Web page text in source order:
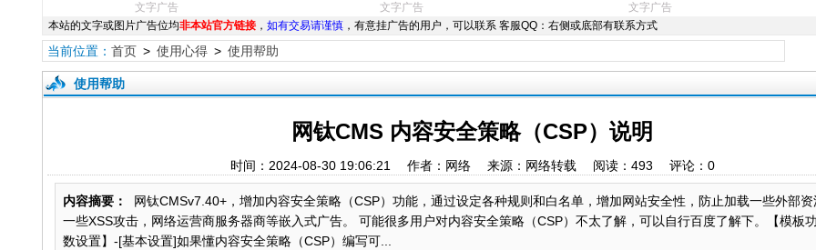
文字广告
文字广告
文字广告
本站的文字或图片广告位均非本站官方链接， 如有交易请谨慎，有意挂广告的用户，可以联系 客服QQ：右侧或底部有联系方式
当前位置： 首页> 使用心得> 使用帮助
使用帮助
网钛CMS 内容安全策略（CSP）说明
时间：2024-08-30 19:06:21 作者：网络 来源：网络转载 阅读： 493 评论： 0
内容摘要：
网钛CMSv7.40+，增加内容安全策略（CSP）功能，通过设定各种规则和白名单，增加网站安全性，防止加载一些外部
一些XSS攻击，网络运营商服务器商等嵌入式广告。 可能很多用户对内容安全策略（CSP）不太了解，可以自行百度了解下。【模板
数设置】-[基本设置]如果懂内容安全策略（CSP）编写可...